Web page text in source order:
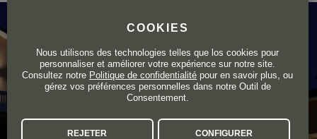
COOKIES
Nous utilisons des technologies telles que los cookies pour
personnaliser et améliorer votre expérience sur notre site.
Consultez notre Politique de confidentialité pour en savoir plus, ou
gérez vos préférences personnelles dans notre Outil de
Consentement.
REJETER CONFIGURER